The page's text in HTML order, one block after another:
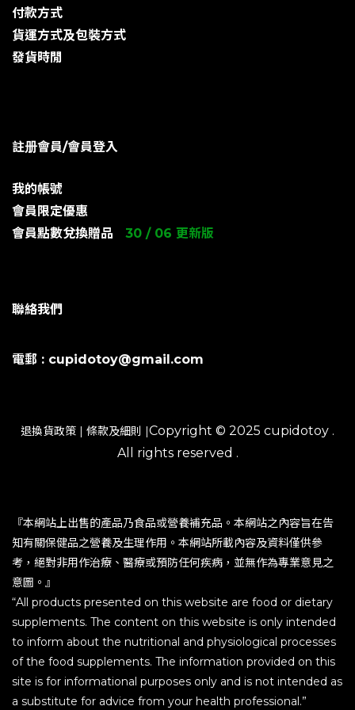
付款方式
貨運方式及包裝方式
發貨時閒
註册會員/會員登入
我的帳號
會員限定優惠
會員點數兌換贈品
30 / 06 更新版
聯絡我們
電郵 : cupidotoy@gmail.com
退換貨政策 | 條款及細則 |Copyright © 2025 cupidotoy .
All rights reserved .
『本網站上出售的產品乃食品或營養補充品。本網站之內容旨在告
知有關保健品之營養及生理作用。本網站所載內容及資料僅供參
考，絕對非用作治療、醫療或預防任何疾病，並無作為專業意見之
意圖。』
“All products presented on this website are food or dietary
supplements. The content on this website is only intended
to inform about the nutritional and physiological processes
of the food supplements. The information provided on this
site is for informational purposes only and is not intended as
a substitute for advice from your health professional.”